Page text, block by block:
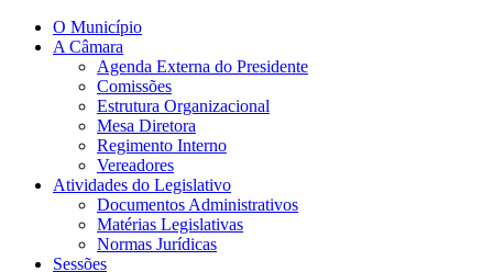
O Município
A Câmara
Agenda Externa do Presidente
Comissões
Estrutura Organizacional
Mesa Diretora
Regimento Interno
Vereadores
Atividades do Legislativo
Documentos Administrativos
Matérias Legislativas
Normas Jurídicas
Sessões